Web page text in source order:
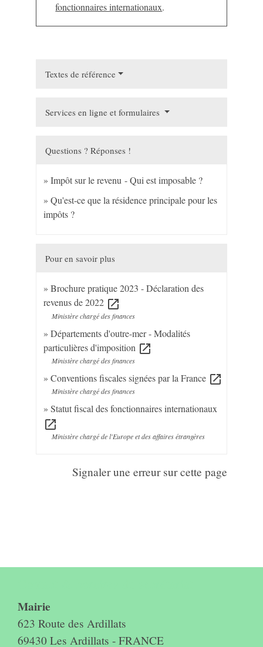
fonctionnaires internationaux.
Textes de référence
Services en ligne et formulaires
Questions ? Réponses !
Impôt sur le revenu - Qui est imposable ?
Qu'est-ce que la résidence principale pour les
impôts ?
Pour en savoir plus
Brochure pratique 2023 - Déclaration des
revenus de 2022 open_in_new
Ministère chargé des finances
Départements d'outre-mer - Modalités
particulières d'imposition open_in_new
Ministère chargé des finances
Conventions fiscales signées par la France open_in_new
Ministère chargé des finances
Statut fiscal des fonctionnaires internationaux
open_in_new
Ministère chargé de l'Europe et des affaires étrangères
Signaler une erreur sur cette page
Mairie
623 Route des Ardillats
69430 Les Ardillats - FRANCE